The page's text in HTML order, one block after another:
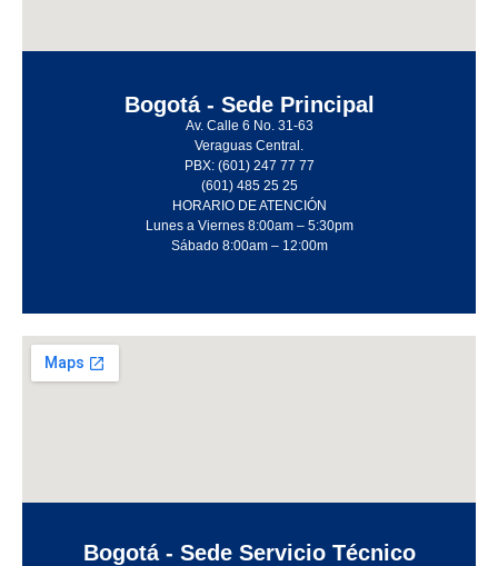
Bogotá - Sede Principal
Av. Calle 6 No. 31-63
Veraguas Central.
PBX: (601) 247 77 77
(601) 485 25 25
HORARIO DE ATENCIÓN
Lunes a Viernes 8:00am – 5:30pm
Sábado 8:00am – 12:00m
Bogotá - Sede Servicio Técnico